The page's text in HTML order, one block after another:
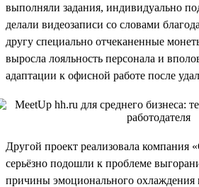
выполняли задания, индивидуально
делали видеозаписи со словами
другу специально отчеканенные
выросла лояльность персонала и
адаптации к офисной работе после
Другой проект реализовала компания
серьёзно подошли к проблеме
причины эмоционального охлаждения